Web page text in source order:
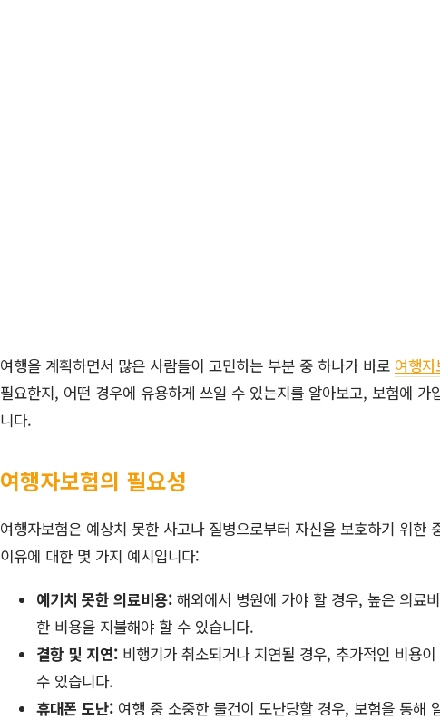
여행을 계획하면서 많은 사람들이 고민하는 부분 중 하나가 바로 여행
필요한지, 어떤 경우에 유용하게 쓰일 수 있는지를 알아보고, 보험에
니다.
여행자보험의 필요성
여행자보험은 예상치 못한 사고나 질병으로부터 자신을 보호하기 위한
이유에 대한 몇 가지 예시입니다:
예기치 못한 의료비용: 해외에서 병원에 가야 할 경우, 높은 의료
한 비용을 지불해야 할 수 있습니다.
결항 및 지연: 비행기가 취소되거나 지연될 경우, 추가적인 비용
수 있습니다.
휴대폰 도난: 여행 중 소중한 물건이 도난당할 경우, 보험을 통해